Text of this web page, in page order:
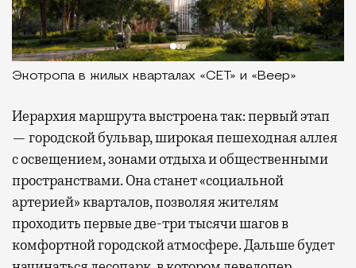
Экотропа в жилых кварталах «СЕТ» и «Веер»
Иерархия маршрута выстроена так: первый этап
— городской бульвар, широкая пешеходная аллея
с освещением, зонами отдыха и общественными
пространствами. Она станет «социальной
артерией» кварталов, позволяя жителям
проходить первые две-три тысячи шагов в
комфортной городской атмосфере. Дальше будет